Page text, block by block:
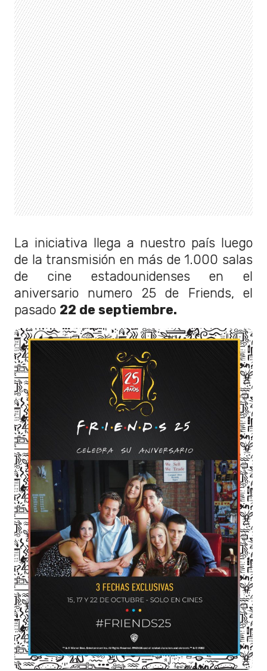
La iniciativa llega a nuestro país luego
de la transmisión en más de 1.000 salas
de cine estadounidenses en el
aniversario numero 25 de Friends, el
pasado 22 de septiembre.